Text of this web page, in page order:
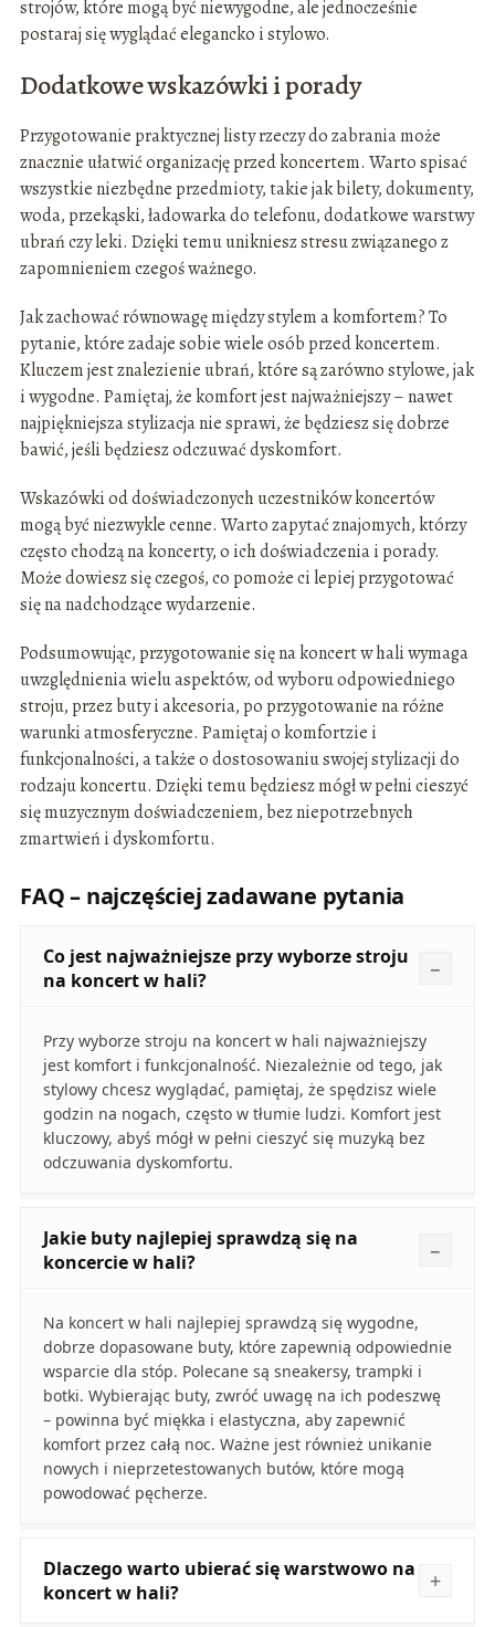
strojów, które mogą być niewygodne, ale jednocześnie
postaraj się wyglądać elegancko i stylowo.
Dodatkowe wskazówki i porady
Przygotowanie praktycznej listy rzeczy do zabrania może
znacznie ułatwić organizację przed koncertem. Warto spisać
wszystkie niezbędne przedmioty, takie jak bilety, dokumenty,
woda, przekąski, ładowarka do telefonu, dodatkowe warstwy
ubrań czy leki. Dzięki temu unikniesz stresu związanego z
zapomnieniem czegoś ważnego.
Jak zachować równowagę między stylem a komfortem? To
pytanie, które zadaje sobie wiele osób przed koncertem.
Kluczem jest znalezienie ubrań, które są zarówno stylowe, jak
i wygodne. Pamiętaj, że komfort jest najważniejszy – nawet
najpiękniejsza stylizacja nie sprawi, że będziesz się dobrze
bawić, jeśli będziesz odczuwać dyskomfort.
Wskazówki od doświadczonych uczestników koncertów
mogą być niezwykle cenne. Warto zapytać znajomych, którzy
często chodzą na koncerty, o ich doświadczenia i porady.
Może dowiesz się czegoś, co pomoże ci lepiej przygotować
się na nadchodzące wydarzenie.
Podsumowując, przygotowanie się na koncert w hali wymaga
uwzględnienia wielu aspektów, od wyboru odpowiedniego
stroju, przez buty i akcesoria, po przygotowanie na różne
warunki atmosferyczne. Pamiętaj o komfortzie i
funkcjonalności, a także o dostosowaniu swojej stylizacji do
rodzaju koncertu. Dzięki temu będziesz mógł w pełni cieszyć
się muzycznym doświadczeniem, bez niepotrzebnych
zmartwień i dyskomfortu.
FAQ – najczęściej zadawane pytania
Co jest najważniejsze przy wyborze stroju
na koncert w hali?
Przy wyborze stroju na koncert w hali najważniejszy
jest komfort i funkcjonalność. Niezależnie od tego, jak
stylowy chcesz wyglądać, pamiętaj, że spędzisz wiele
godzin na nogach, często w tłumie ludzi. Komfort jest
kluczowy, abyś mógł w pełni cieszyć się muzyką bez
odczuwania dyskomfortu.
Jakie buty najlepiej sprawdzą się na
koncercie w hali?
Na koncert w hali najlepiej sprawdzą się wygodne,
dobrze dopasowane buty, które zapewnią odpowiednie
wsparcie dla stóp. Polecane są sneakersy, trampki i
botki. Wybierając buty, zwróć uwagę na ich podeszwę
– powinna być miękka i elastyczna, aby zapewnić
komfort przez całą noc. Ważne jest również unikanie
nowych i nieprzetestowanych butów, które mogą
powodować pęcherze.
Dlaczego warto ubierać się warstwowo na
koncert w hali?